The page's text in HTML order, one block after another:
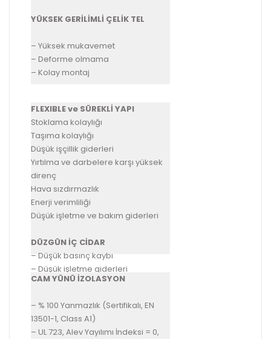
YÜKSEK GERİLİMLİ ÇELİK TEL
– Yüksek mukavemet
– Deforme olmama
– Kolay montaj
FLEXIBLE ve SÜREKLİ YAPI
Stoklama kolaylığı
Taşıma kolaylığı
Düşük işçillik giderleri
Yırtılma ve darbelere karşı yüksek
direnç
Hava sızdırmazlık
Enerji verimliliği
Düşük işletme ve bakım giderleri
DÜZGÜN İÇ CİDAR
– Düşük basınç kaybı
– Düşük işletme giderleri
CAM YÜNÜ İZOLASYON
– % 100 Yanmazlık (Sertifikalı, EN
13501-1, Class A1)
– UL 723, Alev Yayılımı İndeksi = 0,